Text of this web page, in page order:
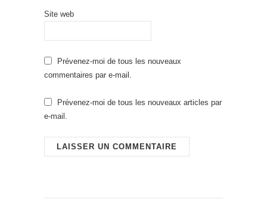
Site web
Prévenez-moi de tous les nouveaux
commentaires par e-mail.
Prévenez-moi de tous les nouveaux articles par
e-mail.